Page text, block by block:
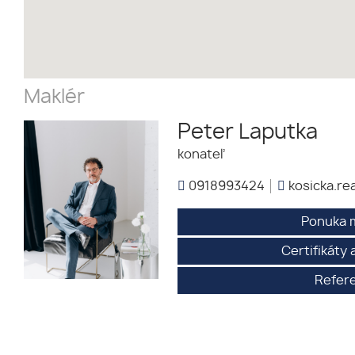
Maklér
Peter Laputka
konateľ
0918993424
Ponuka
Certifikáty